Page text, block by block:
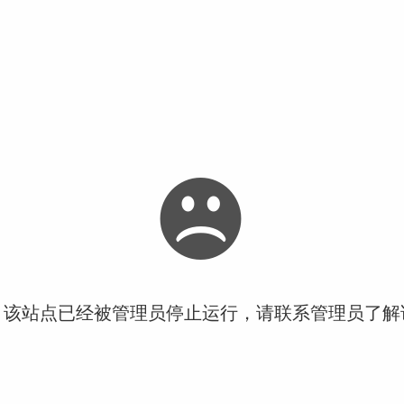
站点已经被管理员停止运行，请联系管理员了